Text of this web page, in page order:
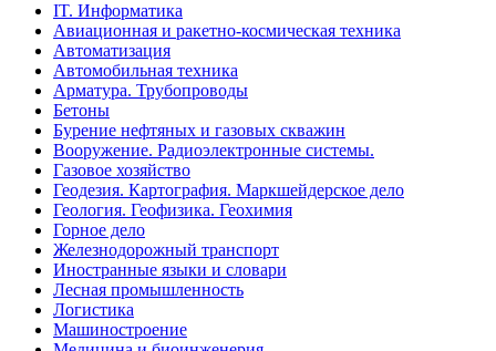
IT. Информатика
Авиационная и ракетно-космическая техника
Автоматизация
Автомобильная техника
Арматура. Трубопроводы
Бетоны
Бурение нефтяных и газовых скважин
Вооружение. Радиоэлектронные системы.
Газовое хозяйство
Геодезия. Картография. Маркшейдерское дело
Геология. Геофизика. Геохимия
Горное дело
Железнодорожный транспорт
Иностранные языки и словари
Лесная промышленность
Логистика
Машиностроение